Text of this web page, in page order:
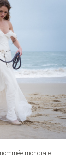
mondiale …